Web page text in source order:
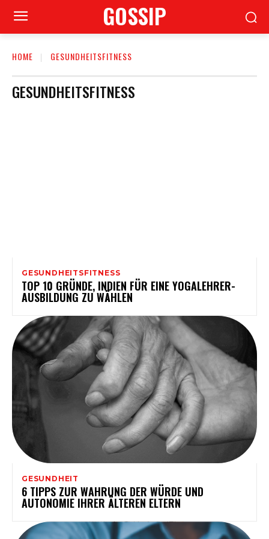
GOSSIP
HOME GESUNDHEITSFITNESS
GESUNDHEITSFITNESS
GESUNDHEITSFITNESS
TOP 10 GRÜNDE, INDIEN FÜR EINE YOGALEHRER-
AUSBILDUNG ZU WÄHLEN
GESUNDHEIT
6 TIPPS ZUR WAHRUNG DER WÜRDE UND
AUTONOMIE IHRER ÄLTEREN ELTERN